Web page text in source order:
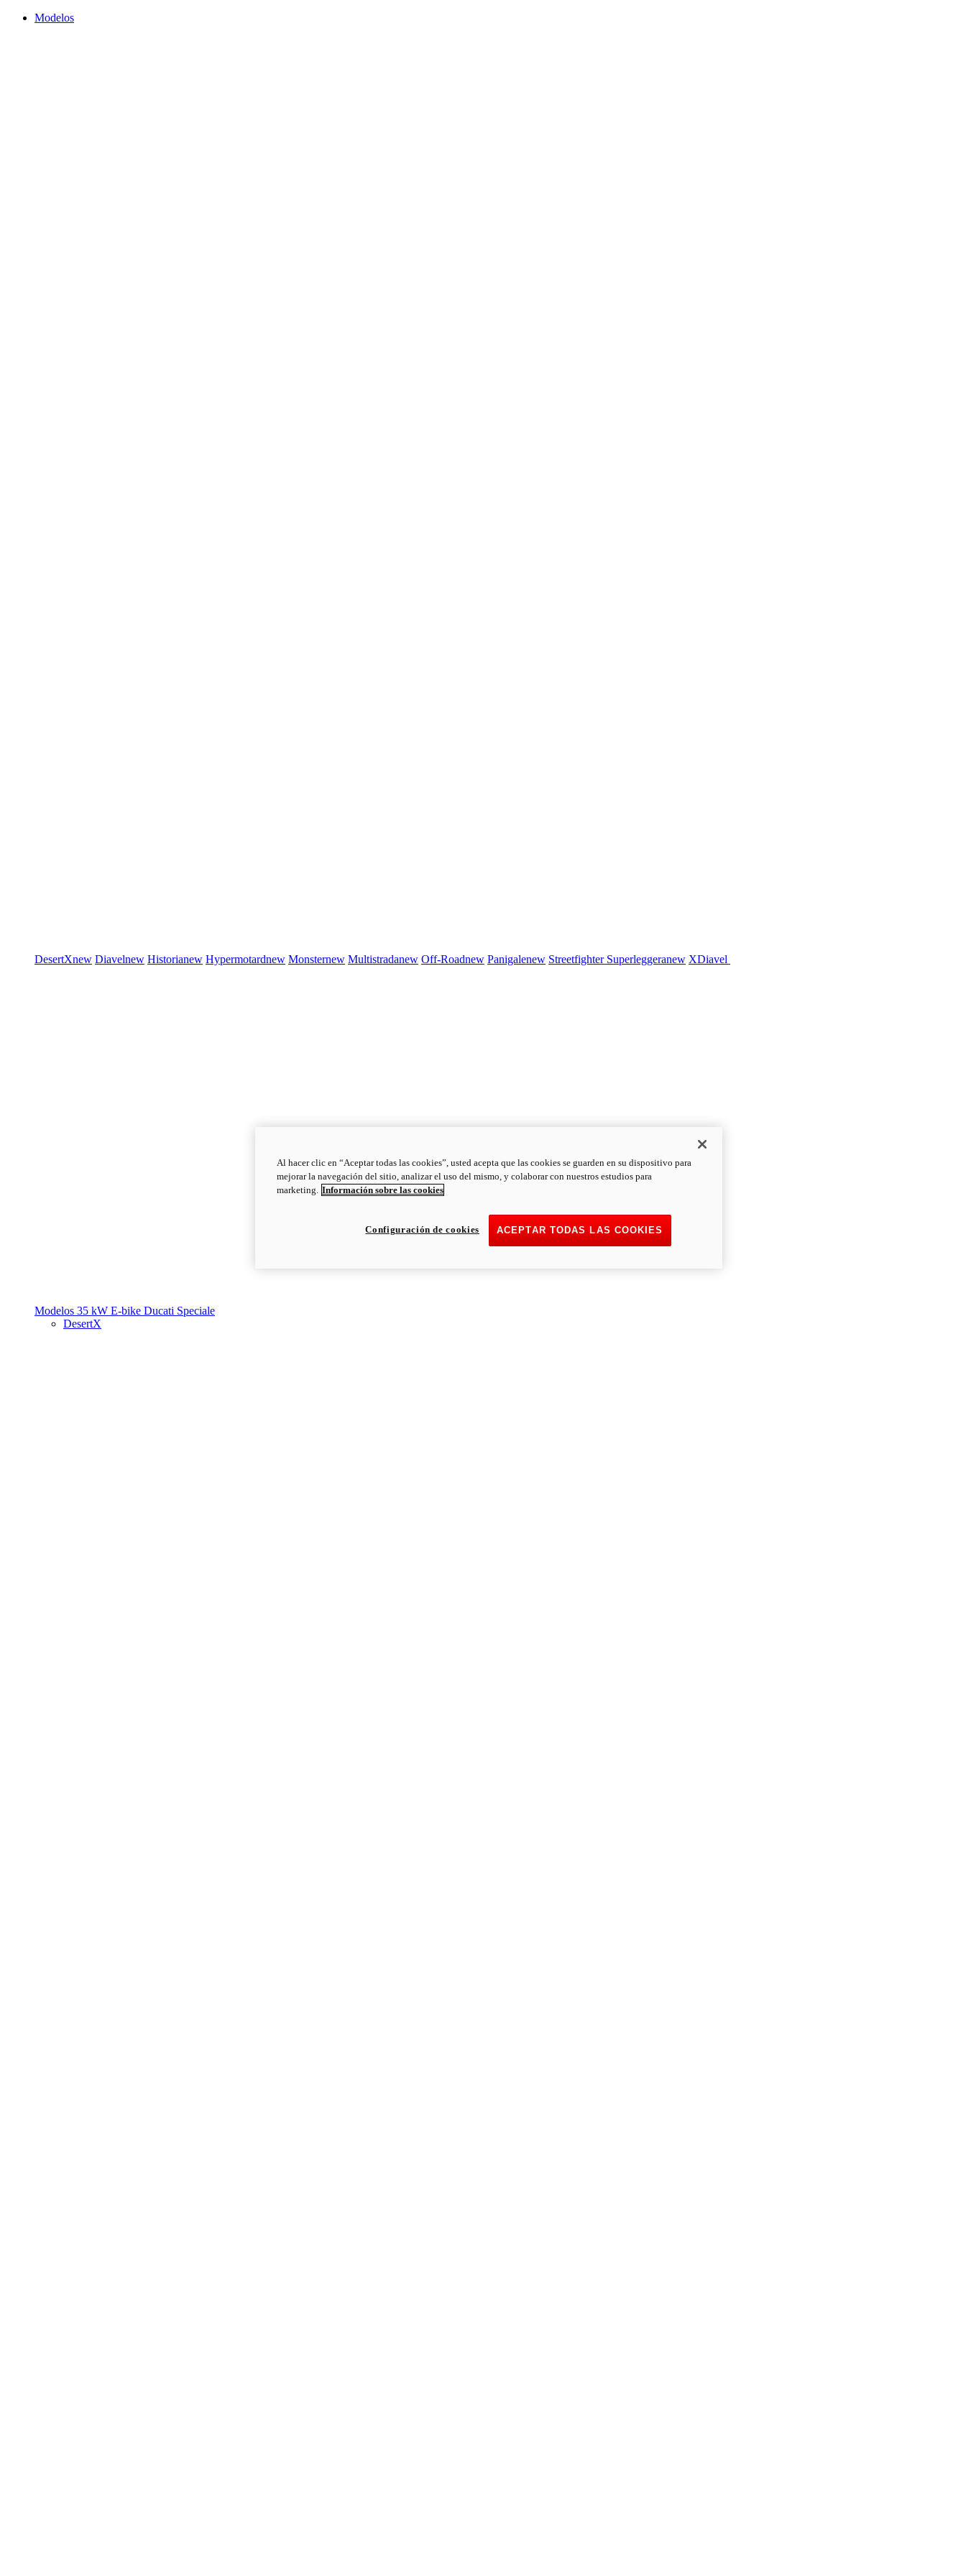
Modelos
DesertXnew Diavelnew Historianew Hypermotardnew Monsternew Multistradanew Off-Roadnew Panigalenew Streetfighter Superleggeranew XDiavel
Modelos 35 kW E-bike Ducati Speciale
DesertX
Al hacer clic en “Aceptar todas las cookies”, usted acepta que las cookies se guarden en su dispositivo para
mejorar la navegación del sitio, analizar el uso del mismo, y colaborar con nuestros estudios para
marketing. Información sobre las cookies
ACEPTAR TODAS LAS COOKIES
Configuración de cookies